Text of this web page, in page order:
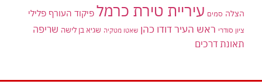
הצלה סמים עיריית טירת כרמל פיקוד העורף פלילי
ציון סודרי ראש העיר דודו כהן שאטו מטקיה שגיא בן לישה שריפה
תאונת דרכים